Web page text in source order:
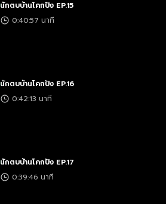
นักตบบ้านโคกปัง EP.15
0:40:57 นาที
นักตบบ้านโคกปัง EP.16
0:42:13 นาที
นักตบบ้านโคกปัง EP.17
0:39:46 นาที